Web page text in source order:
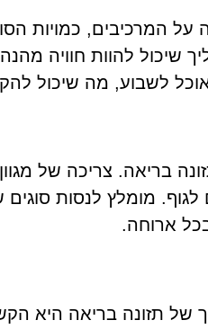
המרכיבים, כמויות
שיכול להוות חוויה
לשבוע, מה שיכול
בריאה. צריכה של
לגוף. מומלץ לנסות
ארוחה.
של תזונה בריאה היא